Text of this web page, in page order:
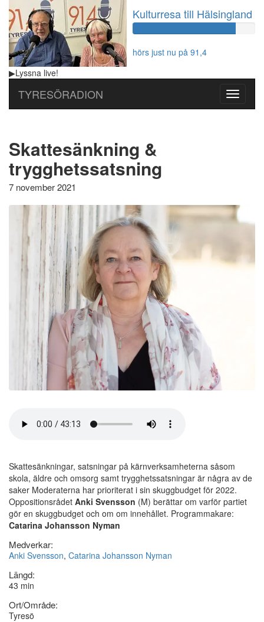
Kulturresa till Hälsingland
hörs just nu på 91,4
▶Lyssna live!
Toggle
TYRESÖRADION
Skattesänkning &
trygghetssatsning
7 november 2021
Skattesänkningar, satsningar på kärnverksamheterna såsom
skola, äldre och omsorg samt trygghetssatsningar är några av de
saker Moderaterna har prioriterat i sin skuggbudget för 2022.
Oppositionsrådet Anki Svensson (M) berättar om varför partiet
gör en skuggbudget och om om innehållet. Programmakare:
Catarina Johansson Nyman
Medverkar:
Anki Svensson, Catarina Johansson Nyman
Längd:
43 min
Ort/Område:
Tyresö